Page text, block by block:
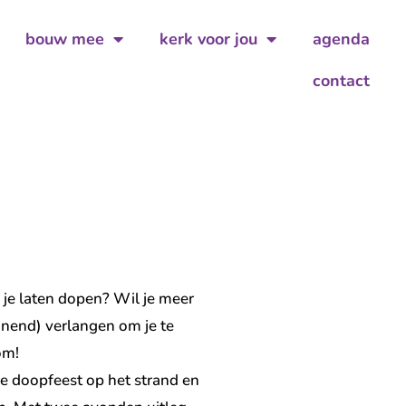
bouw mee kerk voor jou
agenda
contact
laten dopen? Wil je meer
verlangen om je te
doopfeest op het strand en